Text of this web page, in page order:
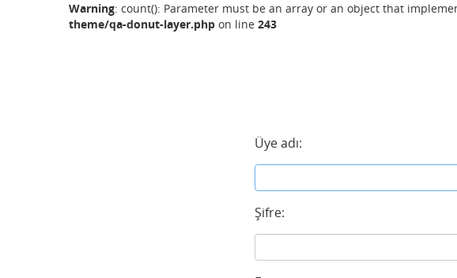
Warning: count(): Parameter must be an array or an object that
theme/qa-donut-layer.php on line 243
Üye adı:
Şifre: